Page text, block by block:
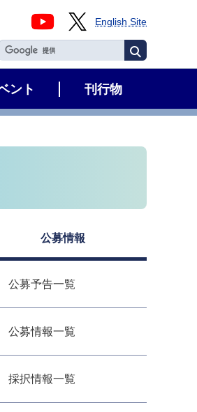
English Site
ント 刊行物
公募情報
公募予告一覧
公募情報一覧
採択情報一覧